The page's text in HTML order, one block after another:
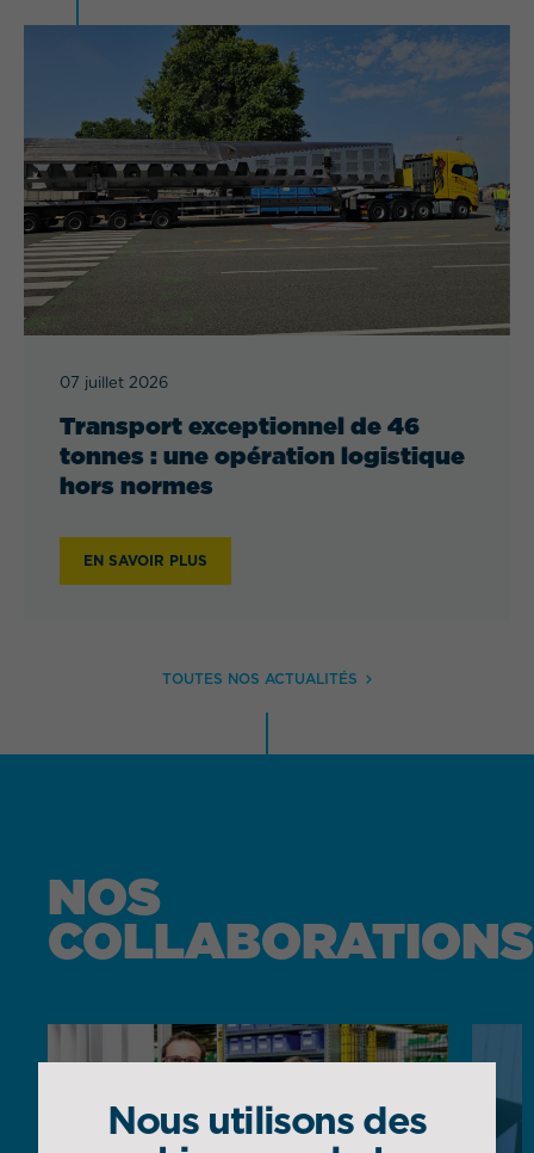
07 juillet 2026
Transport exceptionnel de 46
tonnes : une opération logistique
hors normes
EN SAVOIR PLUS
TOUTES NOS ACTUALITÉS
NOS
COLLABORATIONS
Nous utilisons des